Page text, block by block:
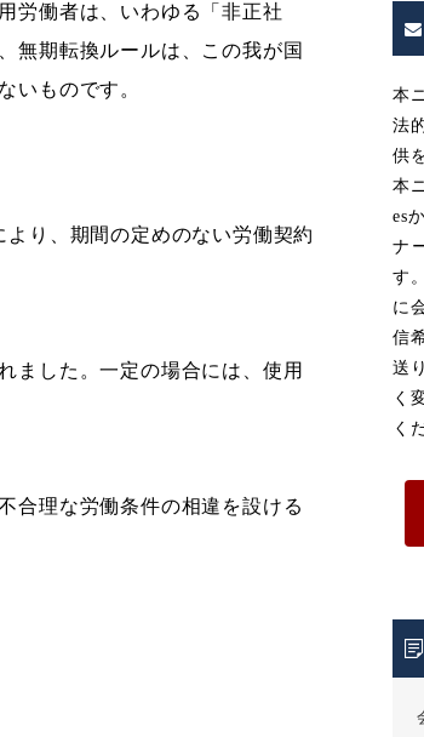
労働者は、いわゆる「非正社
無期転換ルールは、この我が国
いものです。
り、期間の定めのない労働契約
ました。一定の場合には、使用
合理な労働条件の相違を設ける
本
法
供
本
es
ナ
す
に
信
送
く
く